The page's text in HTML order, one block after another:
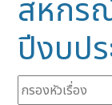
สหกร
ปีงบป
กรองหัวเรื่อง